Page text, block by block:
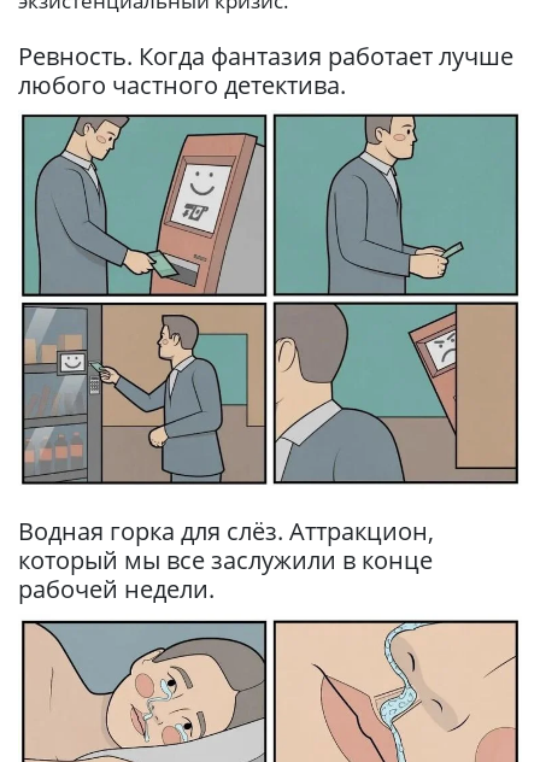
Ревность. Когда фантазия работает лучше
любого частного детектива.
Водная горка для слёз. Аттракцион,
который мы все заслужили в конце
рабочей недели.